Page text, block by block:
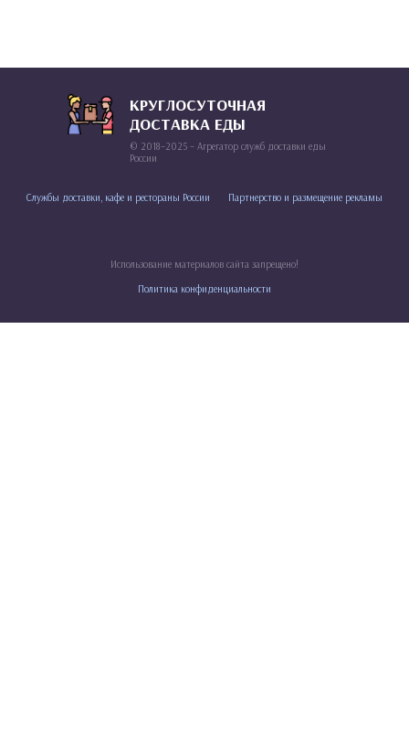
КРУГЛОСУТОЧНАЯ
ДОСТАВКА ЕДЫ
© 2018–2025 – Агрегатор служб доставки еды
России
Службы доставки, кафе и рестораны России Партнерство и размещение рекламы
Использование материалов сайта запрещено!
Политика конфиденциальности